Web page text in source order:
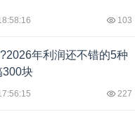
103
年利润还不错的5种
300块
227